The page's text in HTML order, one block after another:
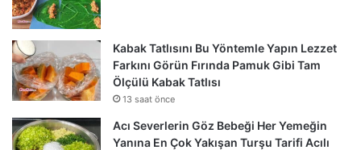
Kabak Tatlısını Bu Yöntemle Yapın Lezzet
Farkını Görün Fırında Pamuk Gibi Tam
Ölçülü Kabak Tatlısı
13 saat önce
Acı Severlerin Göz Bebeği Her Yemeğin
Yanına En Çok Yakışan Turşu Tarifi Acılı